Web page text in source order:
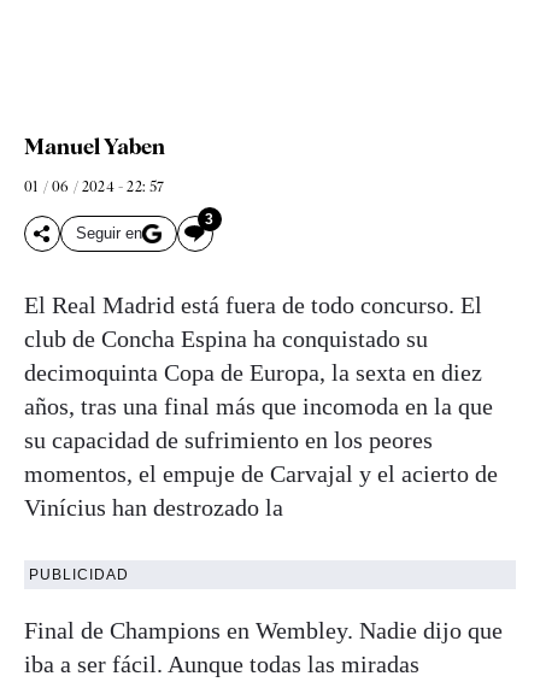
Manuel Yaben
01 / 06 / 2024 - 22: 57
Seguir en
3
El Real Madrid está fuera de todo concurso. El
club de Concha Espina ha conquistado su
decimoquinta Copa de Europa, la sexta en diez
años, tras una final más que incomoda en la que
su capacidad de sufrimiento en los peores
momentos, el empuje de Carvajal y el acierto de
Vinícius han destrozado la
PUBLICIDAD
Final de Champions en Wembley. Nadie dijo que
iba a ser fácil. Aunque todas las miradas